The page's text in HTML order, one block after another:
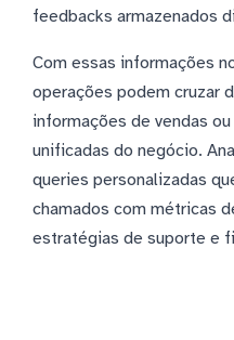
feedbacks armazenados
Com essas informações
operações podem cruzar
informações de vendas
unificadas do negócio.
queries personalizadas
chamados com métricas
estratégias de suporte e